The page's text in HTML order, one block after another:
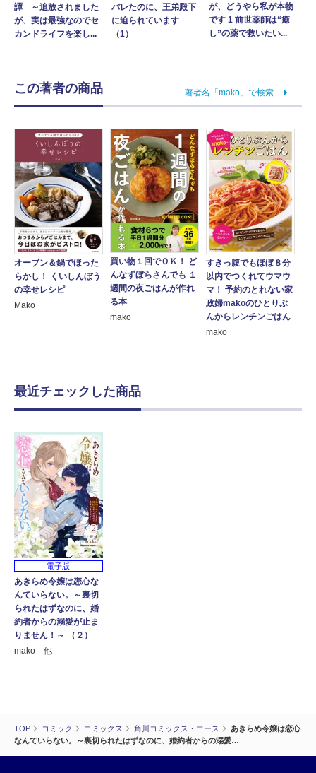
TOP コミック コミックス 角川コミックス・エース
あきらめ令嬢は恋心
なんていらない。～裏切られたはずなのに、婚約者からの溺愛…
譚 ～追放されました
が、実は最強なのでセ
カンドライフを楽し...
バレたのに、王弟殿下
に迫られています
（1）
が、どうやら私が本物
です 1 前世薬師は“癒
し”の薬で救いたい...
この著者の商品 著者名「mako」で検索
オーブン＆鍋でほった
らかし！ くいしんぼう
の幸せレシピ
Mako
買い物１回でＯＫ！ ど
んなずぼらさんでも １
週間の夜ごはんが作れ
る本
mako
すきっ腹でもほぼ８分
以内でつくれてウマウ
マ！ 予約のとれない家
政婦makoのひとりぶ
んからレンチンごはん
mako
最近チェックした商品
電子版
あきらめ令嬢は恋心な
んていらない。～裏切
られたはずなのに、婚
約者からの溺愛が止ま
りません！～ （２）
mako 他